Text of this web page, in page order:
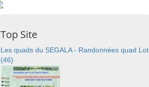
Top Site
Les quads du SEGALA - Randonnées quad Lot
(46)